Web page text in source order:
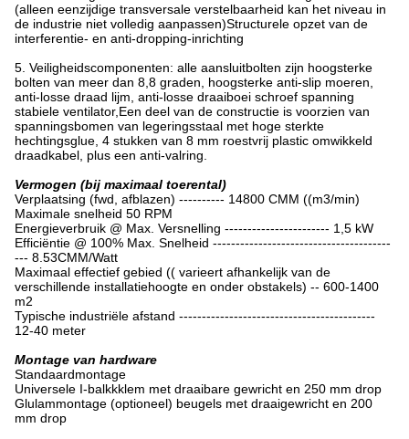
(alleen eenzijdige transversale verstelbaarheid kan het niveau in
de industrie niet volledig aanpassen)Structurele opzet van de
interferentie- en anti-dropping-inrichting
5. Veiligheidscomponenten: alle aansluitbolten zijn hoogsterke
bolten van meer dan 8,8 graden, hoogsterke anti-slip moeren,
anti-losse draad lijm, anti-losse draaiboei schroef spanning
stabiele ventilator,Een deel van de constructie is voorzien van
spanningsbomen van legeringsstaal met hoge sterkte
hechtingsglue, 4 stukken van 8 mm roestvrij plastic omwikkeld
draadkabel, plus een anti-valring.
Vermogen (bij maximaal toerental)
Verplaatsing (fwd, afblazen) ---------- 14800 CMM ((m3/min)
Maximale snelheid 50 RPM
Energieverbruik @ Max. Versnelling ----------------------- 1,5 kW
Efficiëntie @ 100% Max. Snelheid ---------------------------------------
--- 8.53CMM/Watt
Maximaal effectief gebied (( varieert afhankelijk van de
verschillende installatiehoogte en onder obstakels) -- 600-1400
m2
Typische industriële afstand -------------------------------------------
12-40 meter
Montage van hardware
Standaardmontage
Universele I-balkkklem met draaibare gewricht en 250 mm drop
Glulammontage (optioneel) beugels met draaigewricht en 200
mm drop